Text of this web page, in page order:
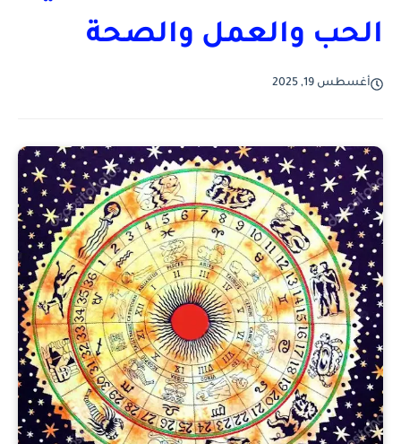
الحب والعمل والصحة
أغسطس 19, 2025